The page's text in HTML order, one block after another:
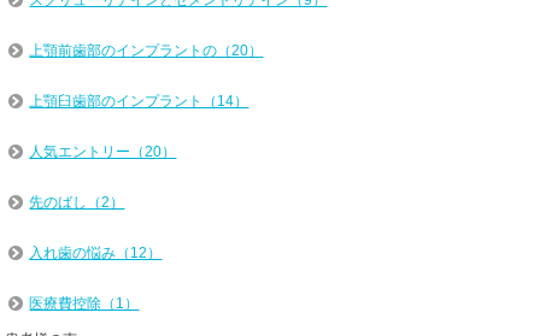
上顎前歯部のインプラントの（20）
上顎臼歯部のインプラント（14）
人気エントリー（20）
先のばし（2）
入れ歯の悩み（12）
医療費控除（1）